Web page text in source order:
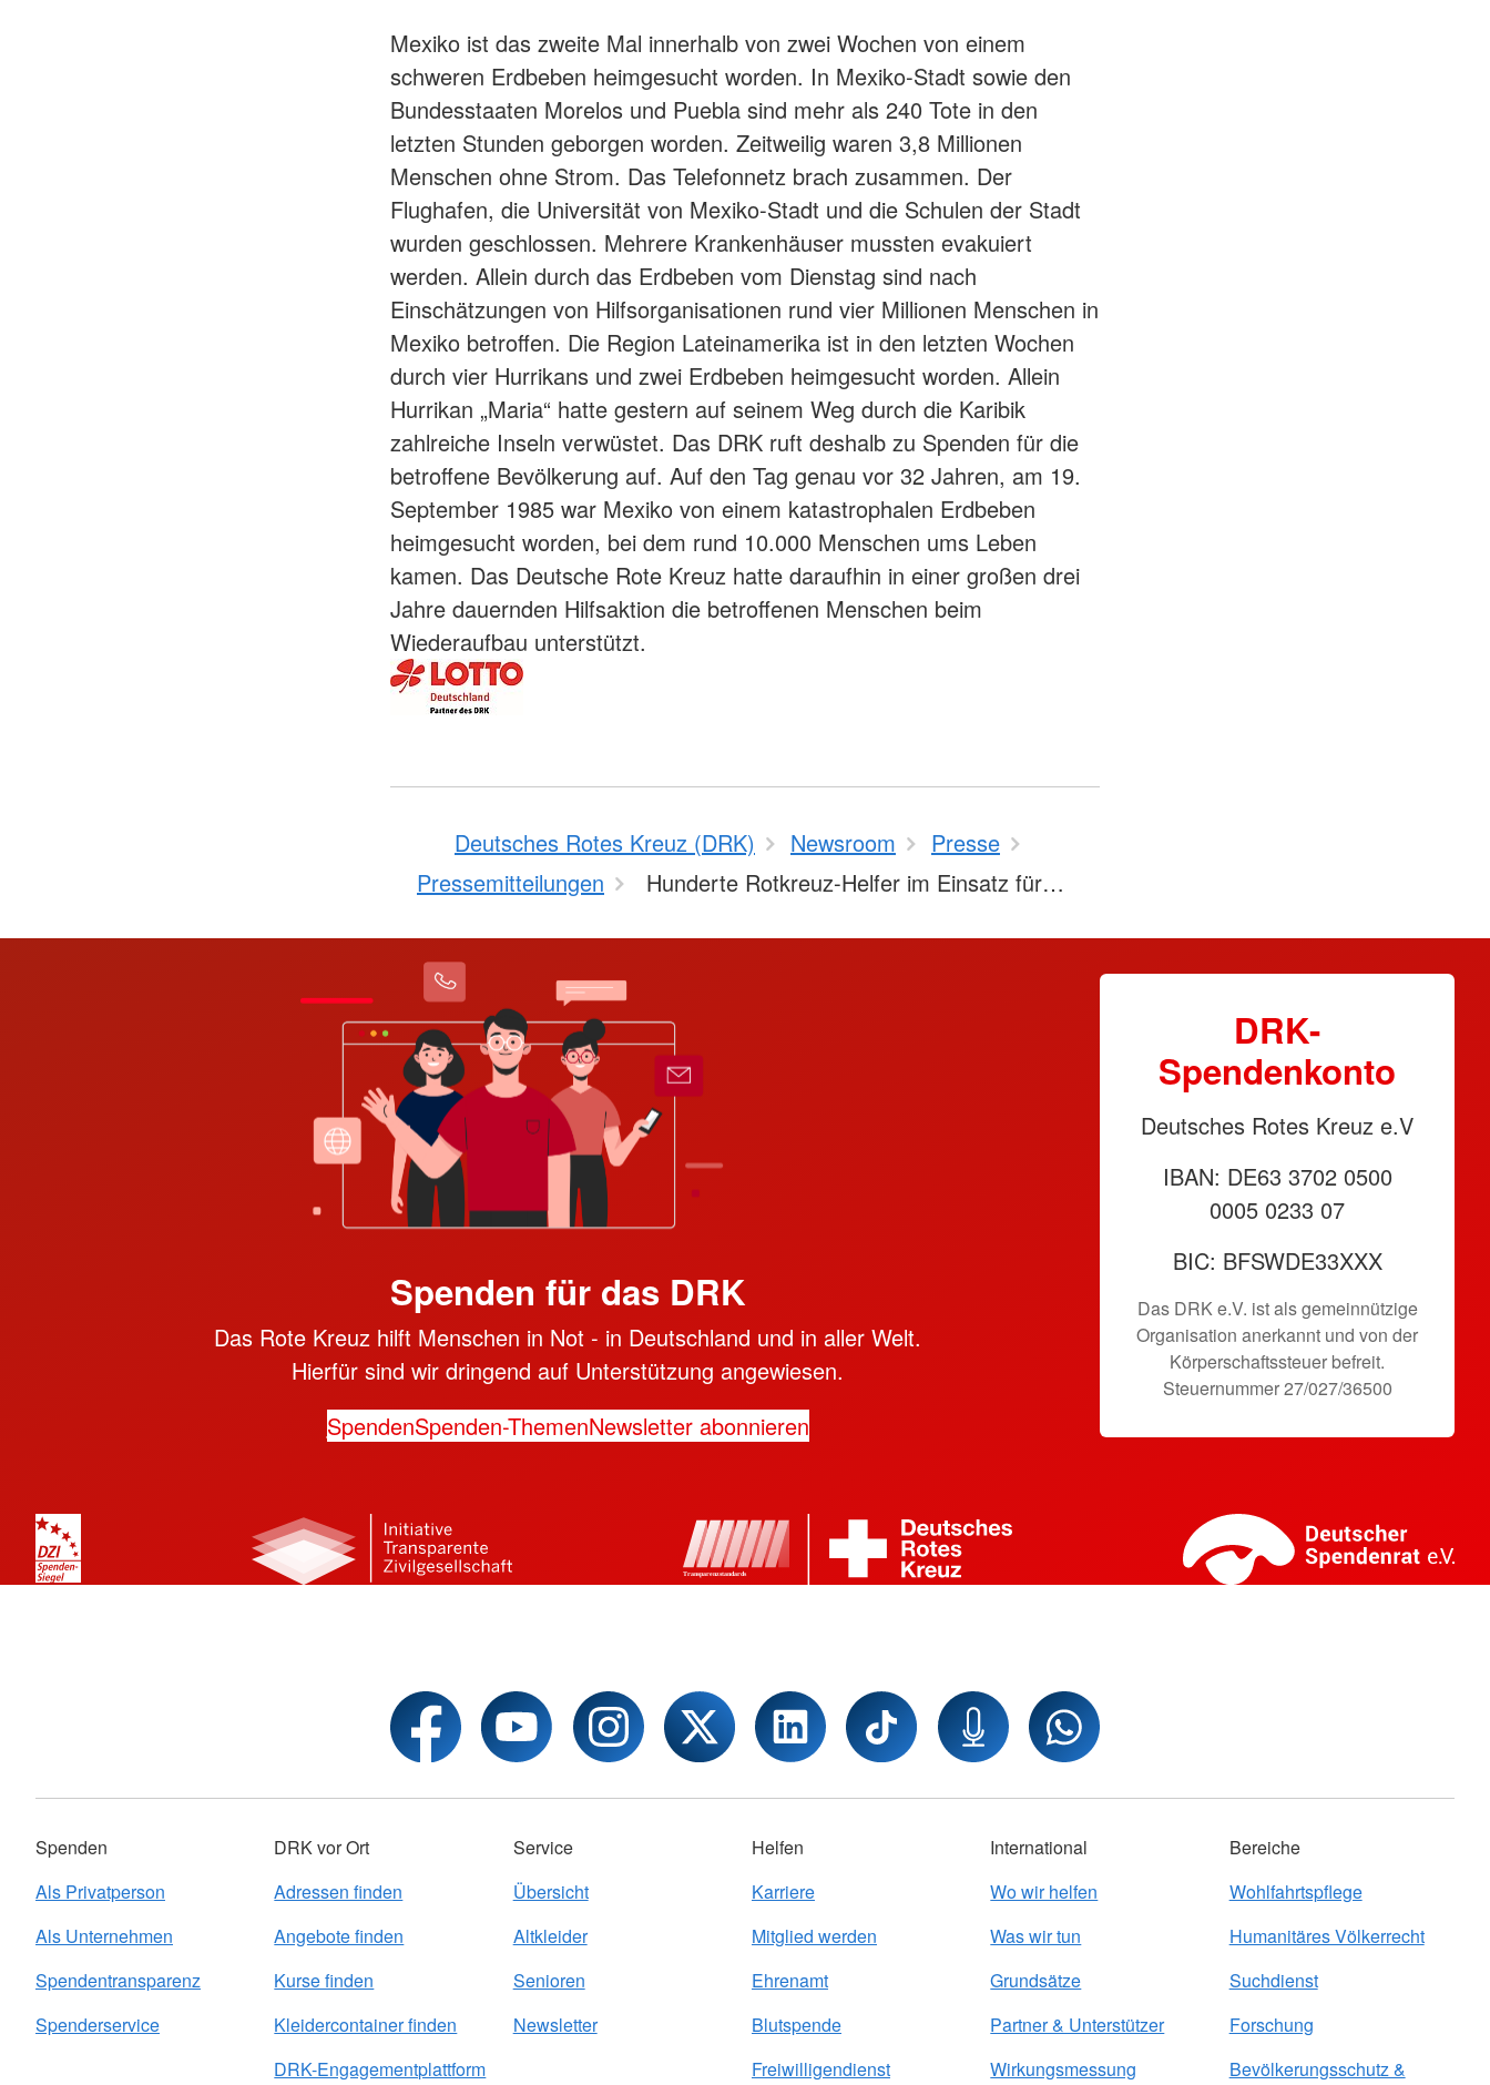
Mexiko ist das zweite Mal innerhalb von zwei Wochen von einem
schweren Erdbeben heimgesucht worden. In Mexiko-Stadt sowie den
Bundesstaaten Morelos und Puebla sind mehr als 240 Tote in den
letzten Stunden geborgen worden. Zeitweilig waren 3,8 Millionen
Menschen ohne Strom. Das Telefonnetz brach zusammen. Der
Flughafen, die Universität von Mexiko-Stadt und die Schulen der Stadt
wurden geschlossen. Mehrere Krankenhäuser mussten evakuiert
werden. Allein durch das Erdbeben vom Dienstag sind nach
Einschätzungen von Hilfsorganisationen rund vier Millionen Menschen in
Mexiko betroffen. Die Region Lateinamerika ist in den letzten Wochen
durch vier Hurrikans und zwei Erdbeben heimgesucht worden. Allein
Hurrikan „Maria“ hatte gestern auf seinem Weg durch die Karibik
zahlreiche Inseln verwüstet. Das DRK ruft deshalb zu Spenden für die
betroffene Bevölkerung auf. Auf den Tag genau vor 32 Jahren, am 19.
September 1985 war Mexiko von einem katastrophalen Erdbeben
heimgesucht worden, bei dem rund 10.000 Menschen ums Leben
kamen. Das Deutsche Rote Kreuz hatte daraufhin in einer großen drei
Jahre dauernden Hilfsaktion die betroffenen Menschen beim
Wiederaufbau unterstützt.
Deutsches Rotes Kreuz (DRK) Newsroom
Presse
Pressemitteilungen
Hunderte Rotkreuz-Helfer im Einsatz für…
Spenden für das DRK
Das Rote Kreuz hilft Menschen in Not - in Deutschland und in aller Welt.
Hierfür sind wir dringend auf Unterstützung angewiesen.
SpendenSpenden-ThemenNewsletter abonnieren
DRK-
Spendenkonto
Deutsches Rotes Kreuz e.V
IBAN: DE63 3702 0500
0005 0233 07
BIC: BFSWDE33XXX
Das DRK e.V. ist als gemeinnützige
Organisation anerkannt und von der
Körperschaftssteuer befreit.
Steuernummer 27/027/36500
Spenden
Als Privatperson
Als Unternehmen
Spendentransparenz
Spenderservice
DRK vor Ort
Adressen finden
Angebote finden
Kurse finden
Kleidercontainer finden
DRK-Engagementplattform
Service
Übersicht
Altkleider
Senioren
Newsletter
Helfen
Karriere
Mitglied werden
Ehrenamt
Blutspende
Freiwilligendienst
International
Wo wir helfen
Was wir tun
Grundsätze
Partner & Unterstützer
Wirkungsmessung
Bereiche
Wohlfahrtspflege
Humanitäres Völkerrecht
Suchdienst
Forschung
Bevölkerungsschutz &